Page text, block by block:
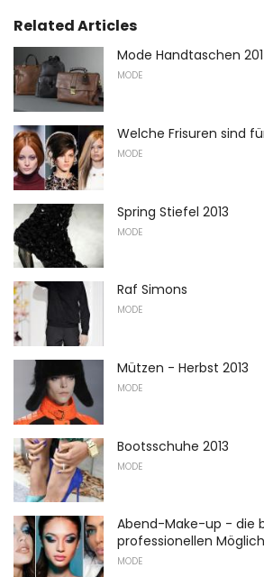
Related Articles
Mode Handtaschen
MODE
Welche Frisuren sind
MODE
Spring Stiefel 2013
MODE
Raf Simons
MODE
Mützen - Herbst 2013
MODE
Bootsschuhe 2013
MODE
Abend-Make-up - die
professionellen
MODE